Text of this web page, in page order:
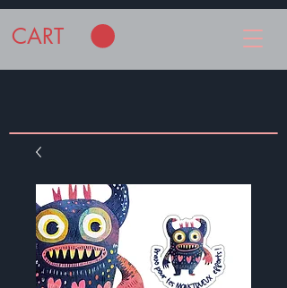
CART